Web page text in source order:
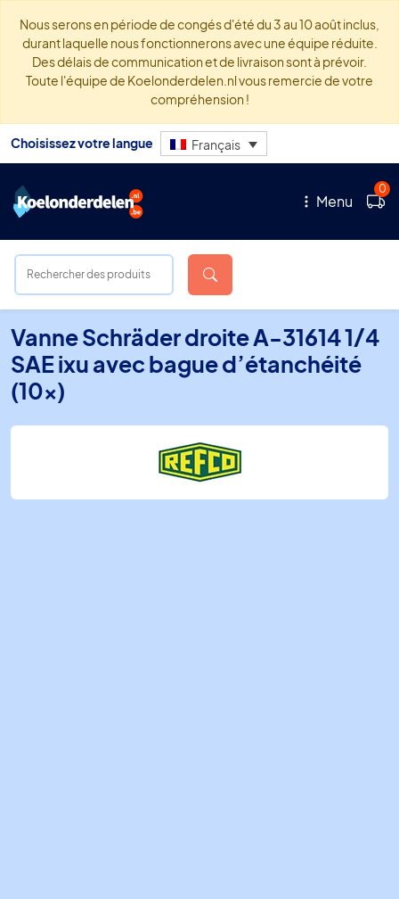
Nous serons en période de congés d'été du 3 au 10 août inclus,
durant laquelle nous fonctionnerons avec une équipe réduite.
Des délais de communication et de livraison sont à prévoir.
Toute l'équipe de Koelonderdelen.nl vous remercie de votre
compréhension !
Choisissez votre langue Français
Menu
0
Vanne Schräder droite A-31614 1/4
SAE ixu avec bague d’étanchéité
(10x)